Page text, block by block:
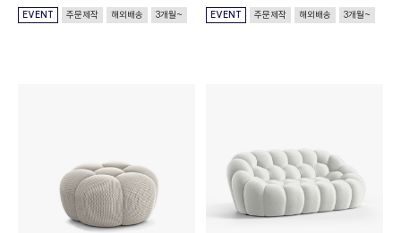
EVENT 주문제작 해외배송 3개월~ EVENT 주문제작 해외배송 3개월~